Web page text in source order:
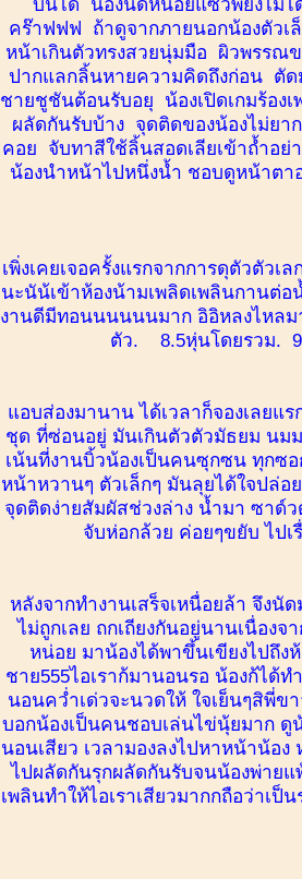
คร๊าฟฟฟ ถ้าดูจากภายนอกน้องตัวเ
หน้าเกินตัวทรงสวยนุ่มมือ ผิวพรรณข
ปากแลกลิ้นหายความคิดถึงก่อน ตัด
ชายชูชันต้อนรับอยุ น้องเปิดเกมร้อง
ผลัดกันรับบ้าง จุดติดของน้องไม่ยา
คอย จับทาสีใช้ลิ้นสอดเลียเข้าถ้ำอย่
น้องนำหน้าไปหนึ่งน้ำ ชอบดูหน้าตา
เพิ่งเคยเจอครั้งแรกจากการดุตัวตัว
นะนัน้เข้าห้องน้ามเพลิดเพลินกานต่
งานดีมีทอนนนนนนมาก อิอิหลงไหล
ตัว. 8.5หุ่นโดยรวม. 9
แอบส่องมานาน ได้เวลาก็จองเลยแ
ชุด ที่ซ่อนอยู่ มันเกินตัวตัวมัธยม นม
เน้นที่งานบิ้วน้องเป็นคนซุกซน ทุกซ
หน้าหวานๆ ตัวเล็กๆ มันลุยได้ใจปล่อ
จุดติดง่ายสัมผัสช่วงล่าง น้ำมา ซาด์ว
จับห่อกล้วย ค่อยๆขยับ ไป
หลังจากทำงานเสร็จเหนื่อยล้า จึงนั
ไม่ถูกเลย ถกเถียงกันอยู่นานเนื่อง
หน่อย มาน้องได้พาขึ้นเขียงไปถึง
ชาย555ไอเราก้มานอนรอ น้องก้ได้ท
นอนคว่ำเด่วจะนวดให้ ใจเย็นๆสิพี่ข
บอกน้องเป็นคนชอบเล่นไข่นุ้ยมาก ดูน้
นอนเสียว เวลามองลงไปหาหน้าน้อง
ไปผลัดกันรุกผลัดกันรับจนน้องพ่าย
เพลินทำให้ไอเราเสียวมากกถือว่าเ